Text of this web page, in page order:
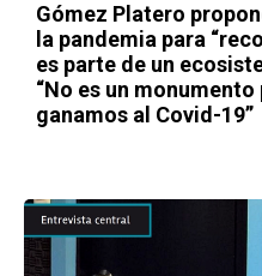
Gómez Platero
la pandemia para
es parte de un
“No es un
ganamos al Covid-19”